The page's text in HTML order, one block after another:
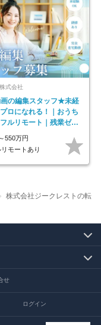
式会社
の編集スタッフ★未経
ロになれる！｜おうち
ルリモート｜残業ゼロ
退勤◎
550万円
リモートあり
株式会社ジークレストの転
せ
ログイン